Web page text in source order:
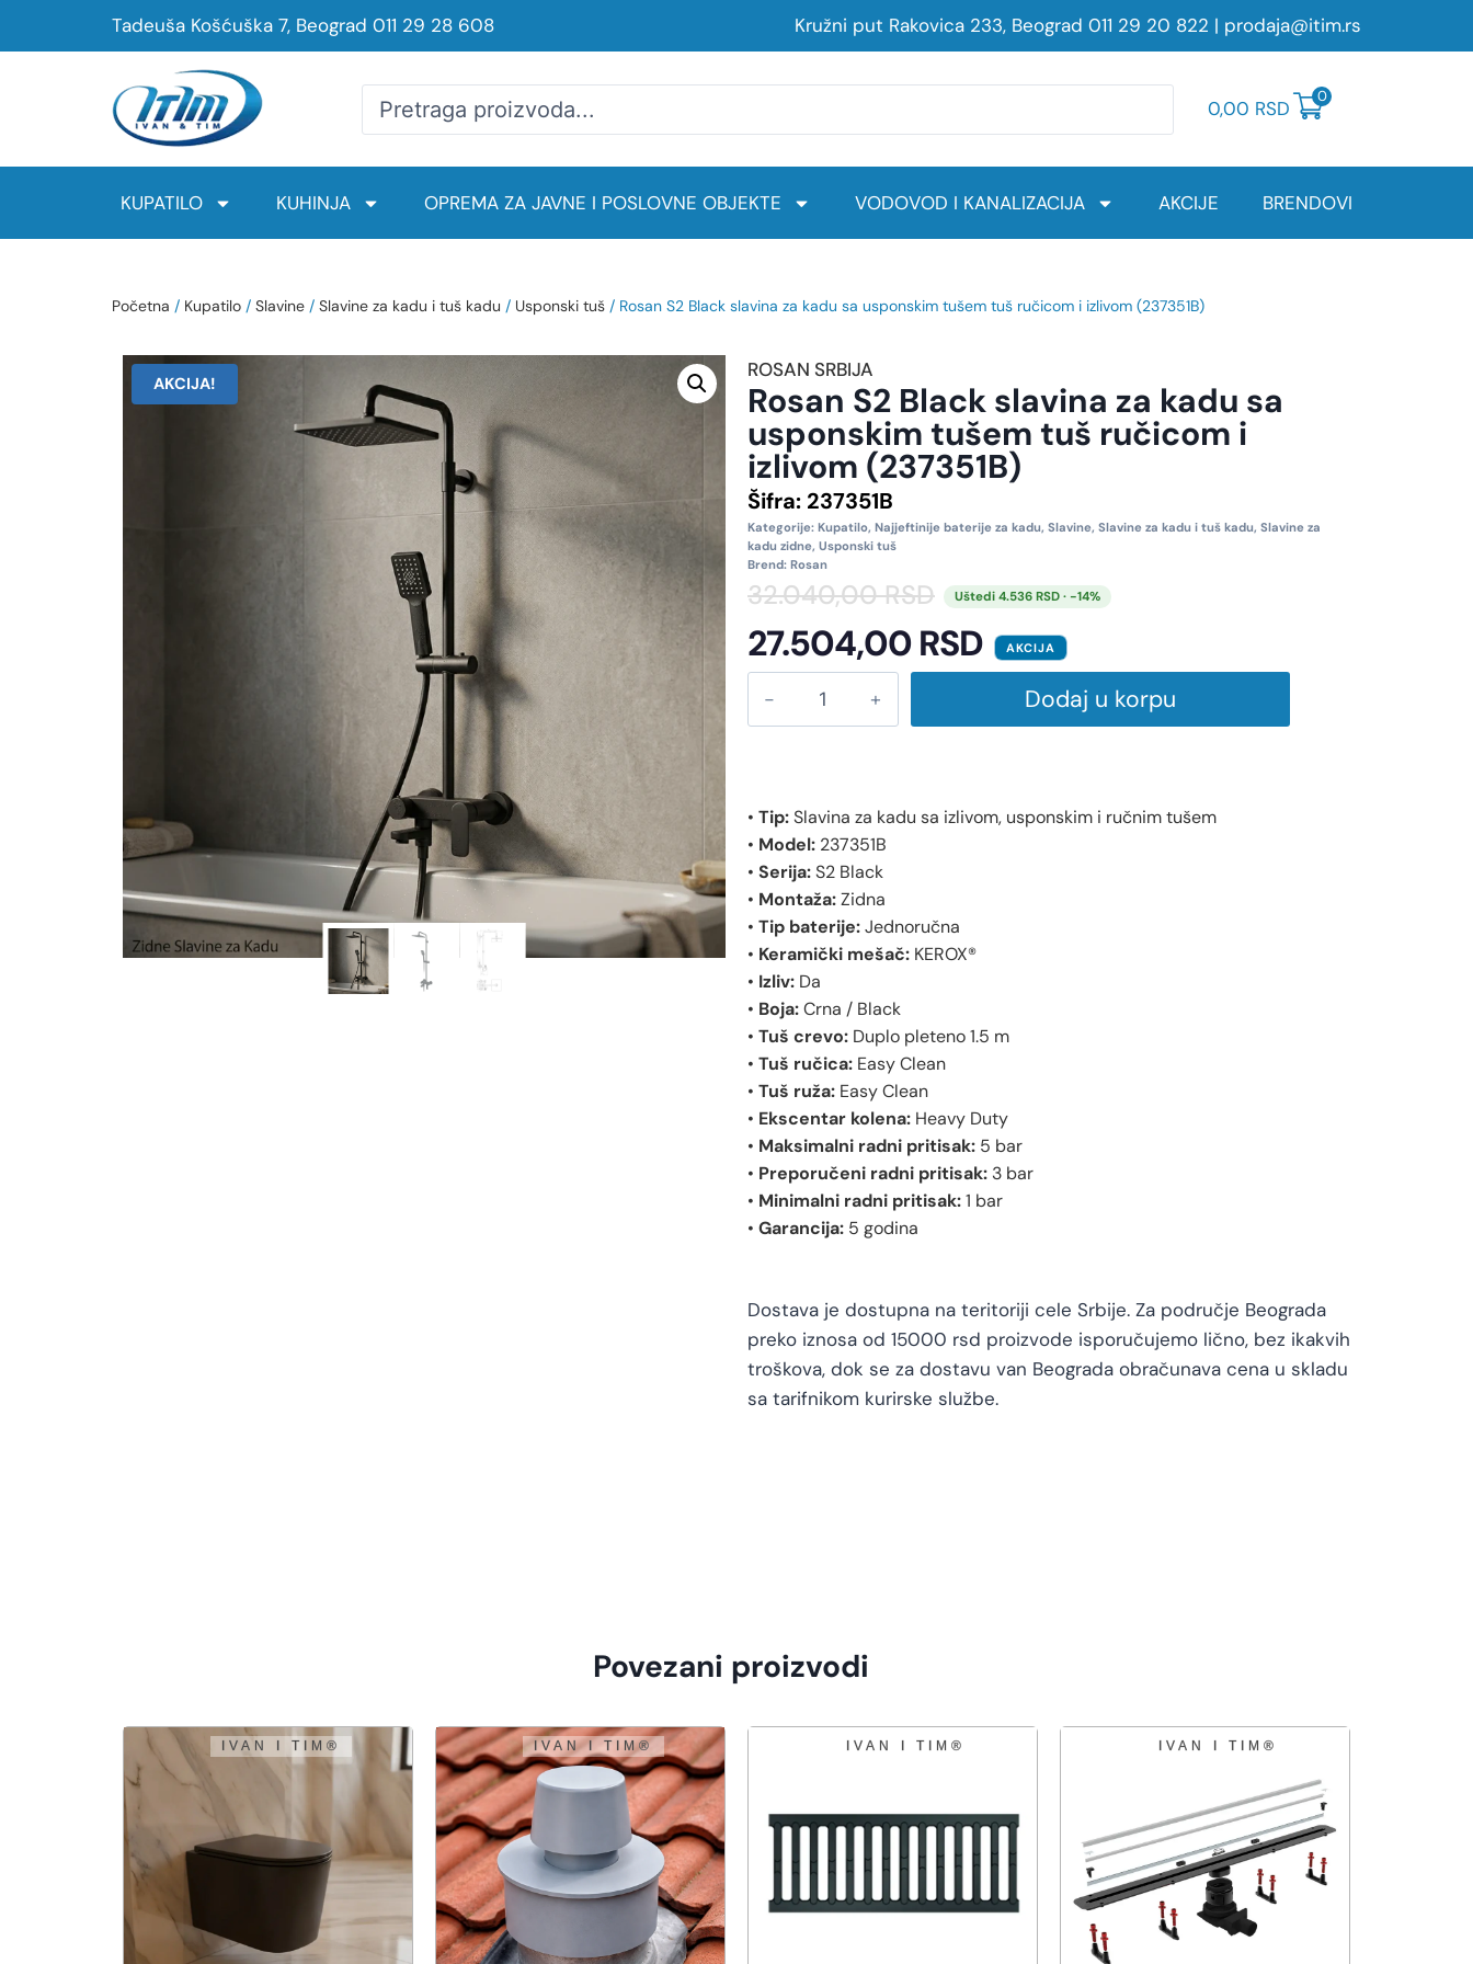
Tadeuša Košćuška 7, Beograd 011 29 28 608 Kružni put Rakovica 233, Beograd 011 29 20 822 | prodaja@itim.rs
0,00 RSD
0
KUPATILO KUHINJA OPREMA ZA JAVNE I POSLOVNE OBJEKTE VODOVOD I KANALIZACIJA AKCIJE BRENDOVI
Početna / Kupatilo / Slavine / Slavine za kadu i tuš kadu / Usponski tuš / Rosan S2 Black slavina za kadu sa usponskim tušem tuš ručicom i izlivom (237351B)
AKCIJA!
ROSAN SRBIJA
Rosan S2 Black slavina za kadu sa
usponskim tušem tuš ručicom i
izlivom (237351B)
Šifra: 237351B
Kategorije: Kupatilo, Najjeftinije baterije za kadu, Slavine, Slavine za kadu i tuš kadu, Slavine za
kadu zidne, Usponski tuš
Brend: Rosan
32.040,00RSD Uštedi 4.536 RSD · -14%
27.504,00RSD AKCIJA
Dodaj u korpu
• Tip:Slavina za kadu sa izlivom, usponskim i ručnim tušem
• Model: 237351B
• Serija:S2 Black
• Montaža:Zidna
• Tip baterije:Jednoručna
• Keramički mešač: KEROX®
• Izliv: Da
• Boja:Crna / Black
• Tuš crevo: Duplo pleteno 1.5 m
• Tuš ručica: Easy Clean
• Tuš ruža: Easy Clean
• Ekscentar kolena: Heavy Duty
• Maksimalni radni pritisak: 5 bar
• Preporučeni radni pritisak: 3 bar
• Minimalni radni pritisak:1 bar
• Garancija: 5 godina
Dostava je dostupna na teritoriji cele Srbije. Za područje Beograda
preko iznosa od 15000 rsd proizvode isporučujemo lično, bez ikakvih
troškova, dok se za dostavu van Beograda obračunava cena u skladu
sa tarifnikom kurirske službe.
Povezani proizvodi